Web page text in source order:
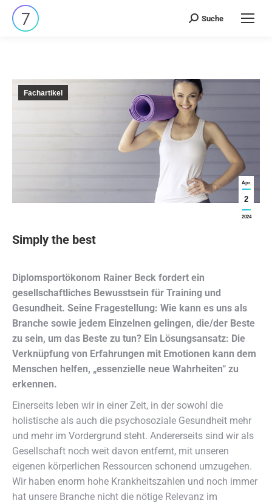
Search:
Suche
Apr.
2
2024
Fachartikel
Simply the best
Diplomsportökonom Rainer Beck fordert ein
gesellschaftliches Bewusstsein für Training und
Gesundheit. Seine Fragestellung: Wie kann es uns als
Branche sowie jedem Einzelnen gelingen, die/der Beste
zu sein, um das Beste zu tun? Ein Lösungsansatz: Die
Verknüpfung von Erfahrungen mit Emotionen kann dem
Menschen helfen, „essenzielle neue Wahrheiten“ zu
erkennen.
Einerseits leben wir in einer Zeit, in der sowohl die
holistische als auch die psychosoziale Gesundheit mehr
und mehr im Vordergrund steht. Andererseits sind wir als
Gesellschaft noch weit davon entfernt, mit unseren
eigenen körperlichen Ressourcen schonend umzugehen.
Wir haben enorm hohe Krankheitszahlen und noch immer
hat unsere Branche nicht die nötige Relevanz im